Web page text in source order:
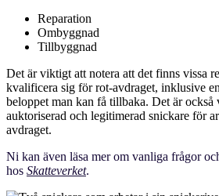
Reparation
Ombyggnad
Tillbyggnad
Det är viktigt att notera att det finns vissa
kvalificera sig för rot-avdraget, inklusive
beloppet man kan få tillbaka. Det är också
auktoriserad och legitimerad snickare för
avdraget.
Ni kan även läsa mer om vanliga frågor
hos Skatteverket.